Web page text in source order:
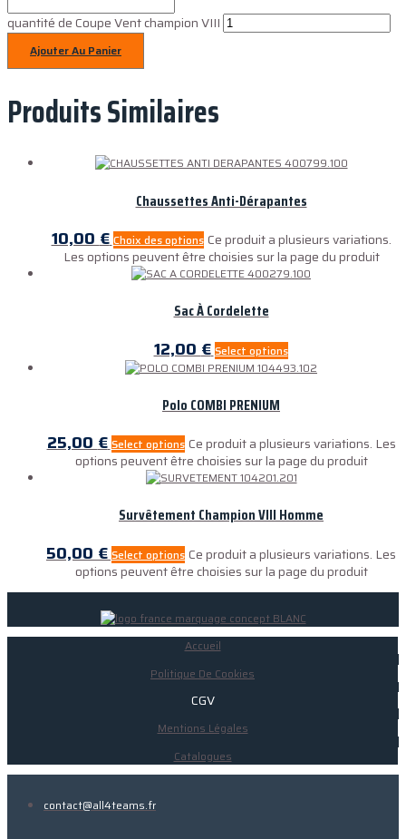
quantité de Coupe Vent champion VIII
Ajouter Au Panier
Produits Similaires
Chaussettes Anti-Dérapantes
10,00€ Choix des options Ce produit a plusieurs variations.
Les options peuvent être choisies sur la page du produit
Sac À Cordelette
12,00 € Select options
Polo COMBI PRENIUM
25,00€ Select options Ce produit a plusieurs variations. Les
options peuvent être choisies sur la page du produit
Survêtement Champion VIII Homme
50,00 € Select options Ce produit a plusieurs variations. Les
options peuvent être choisies sur la page du produit
Accueil
Politique De Cookies
CGV
Mentions Légales
Catalogues
contact@all4teams.fr